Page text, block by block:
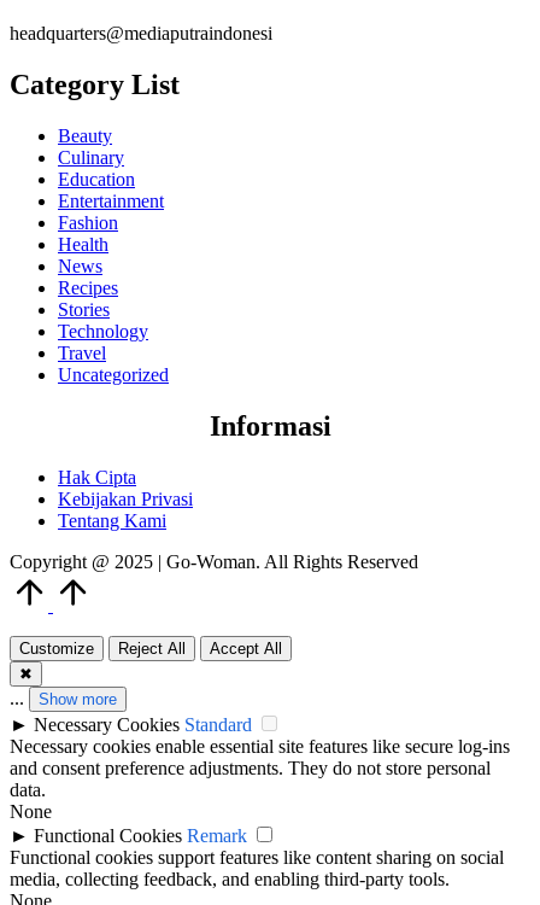
headquarters@mediaputraindonesi
Category List
Beauty
Culinary
Education
Entertainment
Fashion
Health
News
Recipes
Stories
Technology
Travel
Uncategorized
Informasi
Hak Cipta
Kebijakan Privasi
Tentang Kami
Copyright @ 2025 | Go-Woman. All Rights Reserved
Customize Reject All
Accept All
✖
... Show more
► Necessary Cookies Standard
Necessary cookies enable essential site features like secure log-ins
and consent preference adjustments. They do not store personal
data.
None
► Functional Cookies Remark
Functional cookies support features like content sharing on social
media, collecting feedback, and enabling third-party tools.
None